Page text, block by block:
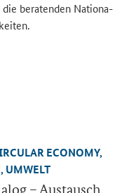
die be­ra­ten­den Na­tio­na­
ECO­NO­MY,
UM­WELT
– Aus­tausch,